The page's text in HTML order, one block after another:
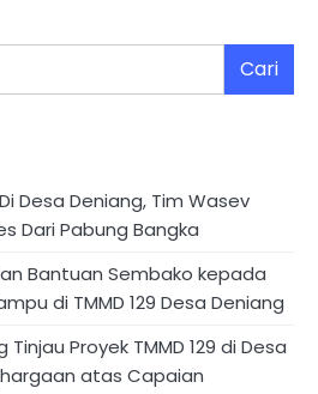
Cari
Desa Deniang, Tim Wasev
Dari Pabung Bangka
Bantuan Sembako kepada
di TMMD 129 Desa Deniang
Tinjau Proyek TMMD 129 di Desa
atas Capaian